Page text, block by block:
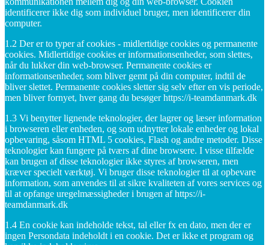
identificerer ikke dig som individuel bruger, men identificerer din
computer.
1.2 Der er to typer af cookies - midlertidige cookies og permanente
cookies. Midlertidige cookies er informationsenheder, som slettes,
når du lukker din web-browser. Permanente cookies er
informationsenheder, som bliver gemt på din computer, indtil de
bliver slettet. Permanente cookies sletter sig selv efter en vis periode,
men bliver fornyet, hver gang du besøger https://i-teamdanmark.dk
1.3 Vi benytter lignende teknologier, der lagrer og læser information
i browseren eller enheden, og som udnytter lokale enheder og lokal
opbevaring, såsom HTML 5 cookies, Flash og andre metoder. Disse
teknologier kan fungere på tværs af dine browsere. I visse tilfælde
kan brugen af disse teknologier ikke styres af browseren, men
kræver specielt værktøj. Vi bruger disse teknologier til at opbevare
information, som anvendes til at sikre kvaliteten af vores services og
til at opfange uregelmæssigheder i brugen af https://i-
teamdanmark.dk
1.4 En cookie kan indeholde tekst, tal eller fx en dato, men der er
ingen Persondata indeholdt i en cookie. Det er ikke et program og